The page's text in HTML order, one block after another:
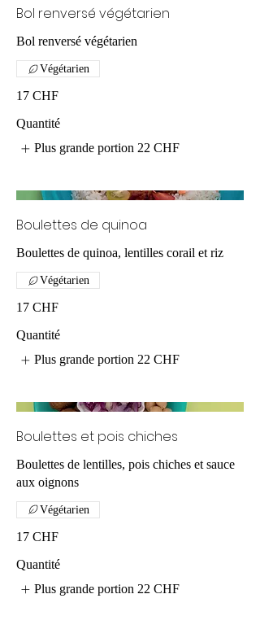
Bol renversé végétarien
Bol renversé végétarien
17 CHF
Végétarien
Quantité
Plus grande portion 22 CHF
Boulettes de quinoa
Boulettes de quinoa, lentilles corail et riz
17 CHF
Végétarien
Quantité
Plus grande portion 22 CHF
Boulettes et pois chiches
Boulettes de lentilles, pois chiches et sauce
aux oignons
17 CHF
Végétarien
Quantité
Plus grande portion 22 CHF